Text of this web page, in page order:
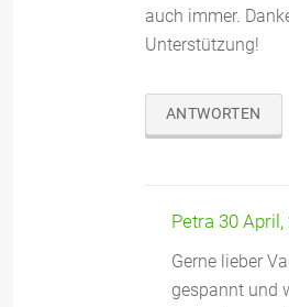
auch immer.
Unterstützung!
ANTWORTEN
Petra 30 April,
Gerne lieber
gespannt und